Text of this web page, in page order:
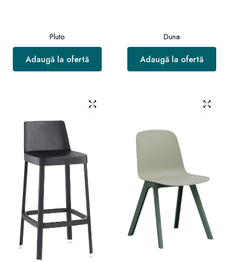
Pluto
Adaugă la ofertă
Duna
Adaugă la ofertă